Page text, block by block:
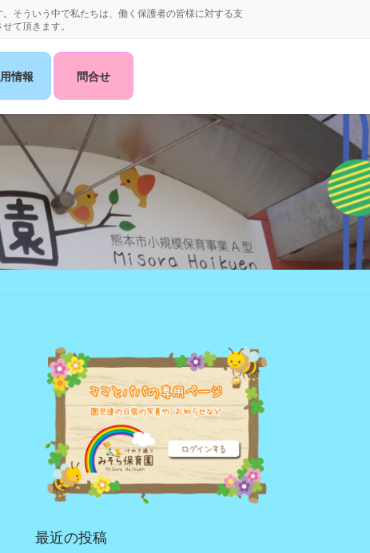
そういう中で私たちは、働く保護者の皆様に対する支
て頂きます。
情報 問合せ
最近の投稿